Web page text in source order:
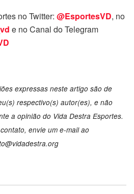
no Twitter: @EsportesVD, no
e no Canal do Telegram
expressas neste artigo são de
respectivo(s) autor(es), e não
a opinião do Vida Destra Esportes.
envie um e-mail ao